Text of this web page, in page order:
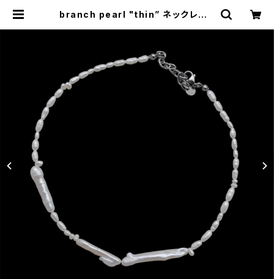
branch pearl "thin” ネックレス |